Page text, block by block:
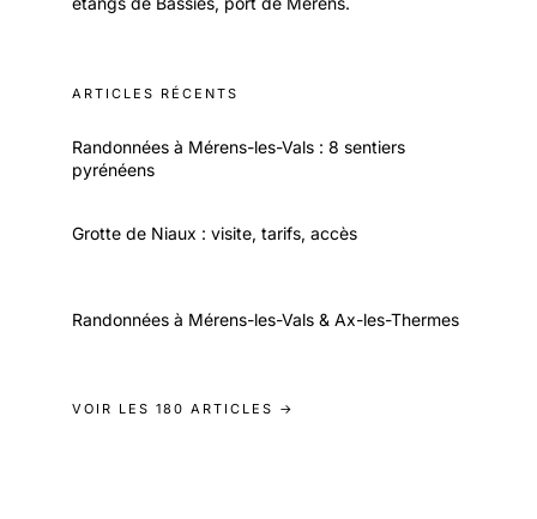
ARTICLES RÉCENTS
Randonnées à Mérens-les-Vals : 8 sentiers
pyrénéens
Grotte de Niaux : visite, tarifs, accès
Randonnées à Mérens-les-Vals & Ax-les-Thermes
VOIR LES 180 ARTICLES →